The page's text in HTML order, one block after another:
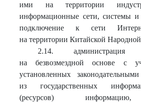
ими на территории
информационные сети, системы
подключение к сети
на территории Китайской
2.14.
на безвозмездной основе с
установленных
из государственных
(ресурсов)